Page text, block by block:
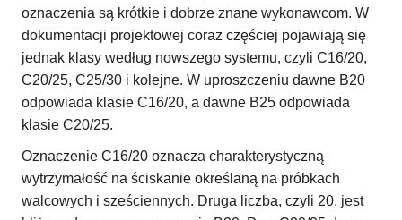
oznaczenia są krótkie i dobrze znane wykonawcom. W
dokumentacji projektowej coraz częściej pojawiają się
jednak klasy według nowszego systemu, czyli C16/20,
C20/25, C25/30 i kolejne. W uproszczeniu dawne B20
odpowiada klasie C16/20, a dawne B25 odpowiada
klasie C20/25.
Oznaczenie C16/20 oznacza charakterystyczną
wytrzymałość na ściskanie określaną na próbkach
walcowych i sześciennych. Druga liczba, czyli 20, jest